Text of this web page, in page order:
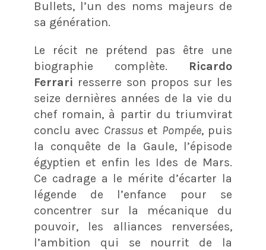
Bullets, l’un des noms majeurs de
sa génération.
Le récit ne prétend pas être une
biographie complète. Ricardo
Ferrari resserre son propos sur les
seize dernières années de la vie du
chef romain, à partir du triumvirat
conclu avec Crassus et Pompée, puis
la conquête de la Gaule, l’épisode
égyptien et enfin les Ides de Mars.
Ce cadrage a le mérite d’écarter la
légende de l’enfance pour se
concentrer sur la mécanique du
pouvoir, les alliances renversées,
l’ambition qui se nourrit de la